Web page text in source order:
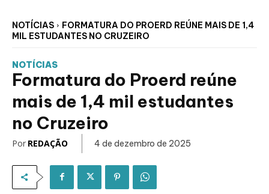
NOTÍCIAS
FORMATURA DO PROERD REÚNE MAIS DE 1,4
MIL ESTUDANTES NO CRUZEIRO
NOTÍCIAS
Formatura do Proerd reúne
mais de 1,4 mil estudantes
no Cruzeiro
Por REDAÇÃO 4 de dezembro de 2025